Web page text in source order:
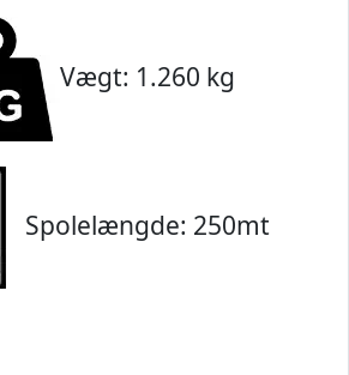
Vægt: 1.260 kg
Spolelængde: 250mt